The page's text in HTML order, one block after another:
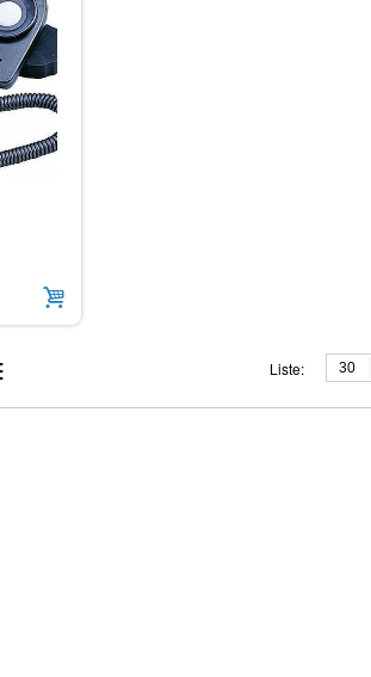
Liste: 30
Akım Ölçeri